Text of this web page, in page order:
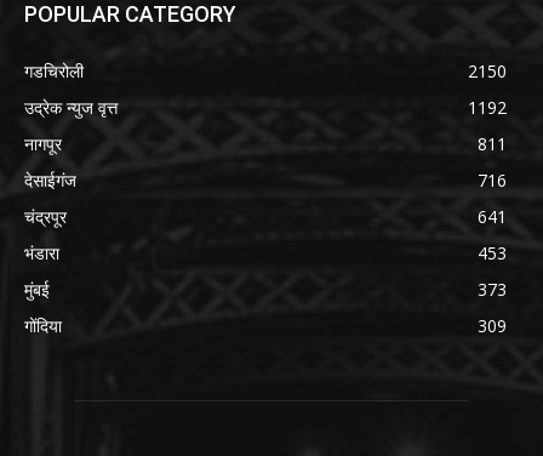
POPULAR CATEGORY
गडचिरोली
2150
उद्रेक न्युज वृत्त
1192
नागपूर
811
देसाईगंज
716
चंद्रपूर
641
भंडारा
453
मुंबई
373
गोंदिया
309